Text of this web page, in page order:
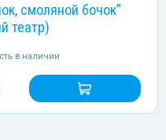
смоляной бочок"
театр)
в наличии